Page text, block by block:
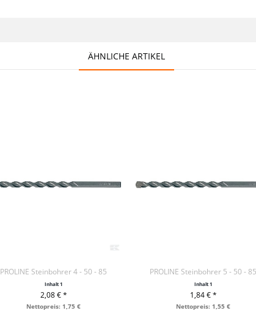
ÄHNLICHE ARTIKEL
PROLINE Steinbohrer 4 - 50 - 85
Inhalt1
2,08 € *
+ IN DEN WARENKORB
Nettopreis: 1,75 €
PROLINE Steinbohrer 5 - 50 - 85
Inhalt1
1,84 € *
+ IN DEN WARENKORB
Nettopreis: 1,55 €